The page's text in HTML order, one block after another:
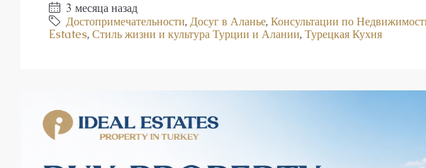
3 месяца назад
Достопримечательности, Досуг в Аланье, Консультации по
Estates, Стиль жизни и культура Турции и Алании, Турецкая Кухня